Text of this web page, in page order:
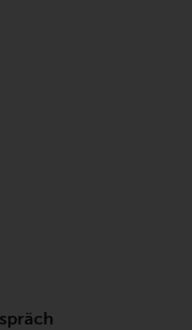
Website darf
schriftliche
reproduziert
2016 ©